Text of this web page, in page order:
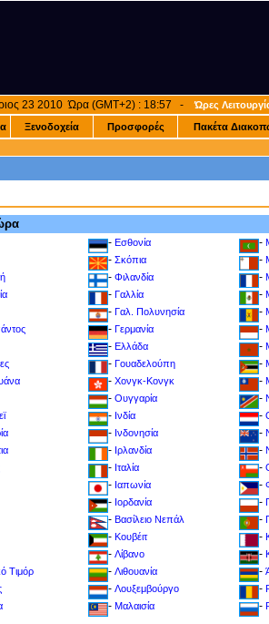
23 2010 Ώρα (GMT+2) : 18:57 -Ώρες
Ξενοδοχεία Προσφορές Πακέτα
Τιμόρ
- Εσθονία
- Σκόπια
- Φιλανδία
- Γαλλία
- Γαλ. Πολυνησία
- Γερμανία
- Ελλάδα
- Γουαδελούπη
- Χονγκ-Κονγκ
- Ουγγαρία
- Ινδία
- Ινδονησία
- Ιρλανδία
- Ιταλία
- Ιαπωνία
- Ιορδανία
- Βασίλειο Νεπάλ
- Κουβέιτ
- Λίβανο
- Λιθουανία
- Λουξεμβούργο
- Μαλαισία
-
-
-
-
-
-
-
-
-
-
-
-
-
-
-
-
-
-
-
-
-
-